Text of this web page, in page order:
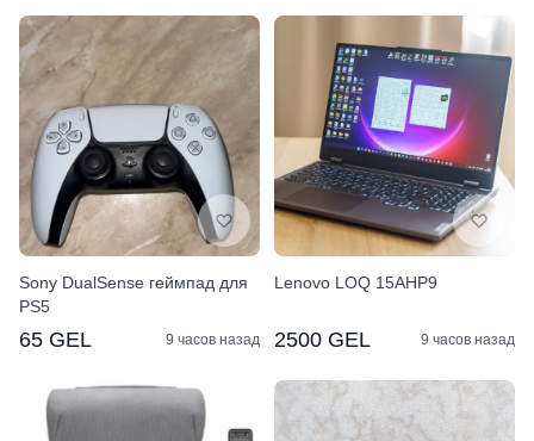
Sony DualSense геймпад для
PS5
65 GEL 9 часов назад
Lenovo LOQ 15AHP9
2500 GEL 9 часов назад